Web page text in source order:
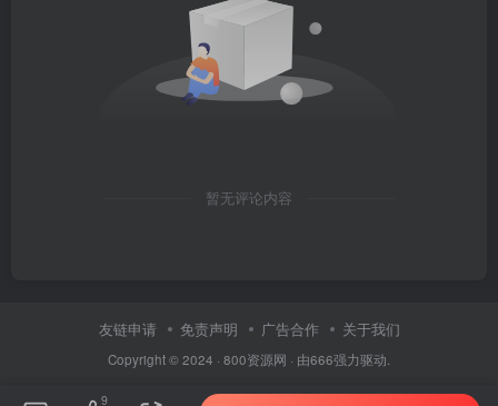
暂无评论内容
友链申请 免责声明 广告合作 关于我们
Copyright © 2024 · 800资源网 · 由666强力驱动.
9